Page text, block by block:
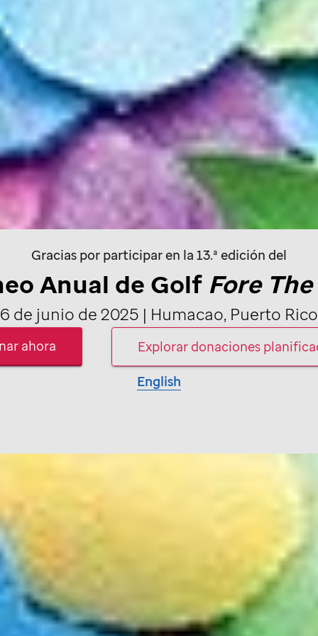
Gracias por participar en la 13.ª edición del
Anual de Golf Fore
6 de junio de 2025 | Humacao, Puerto Rico
ahora
Explorar donaciones
English